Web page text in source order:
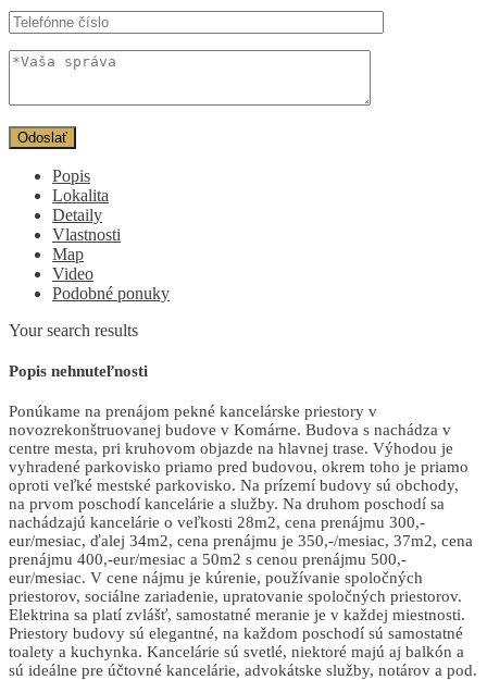
Popis
Lokalita
Detaily
Vlastnosti
Map
Video
Podobné ponuky
Your search results
Popis nehnuteľnosti
Ponúkame na prenájom pekné kancelárske priestory v
novozrekonštruovanej budove v Komárne. Budova s nachádza v
centre mesta, pri kruhovom objazde na hlavnej trase. Výhodou je
vyhradené parkovisko priamo pred budovou, okrem toho je priamo
oproti veľké mestské parkovisko. Na prízemí budovy sú obchody,
na prvom poschodí kancelárie a služby. Na druhom poschodí sa
nachádzajú kancelárie o veľkosti 28m2, cena prenájmu 300,-
eur/mesiac, ďalej 34m2, cena prenájmu je 350,-/mesiac, 37m2, cena
prenájmu 400,-eur/mesiac a 50m2 s cenou prenájmu 500,-
eur/mesiac. V cene nájmu je kúrenie, používanie spoločných
priestorov, sociálne zariadenie, upratovanie spoločných priestorov.
Elektrina sa platí zvlášť, samostatné meranie je v každej miestnosti.
Priestory budovy sú elegantné, na každom poschodí sú samostatné
toalety a kuchynka. Kancelárie sú svetlé, niektoré majú aj balkón a
sú ideálne pre účtovné kancelárie, advokátske služby, notárov a pod.